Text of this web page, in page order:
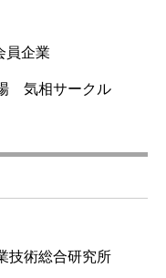
員企業
気相サークル
技術総合研究所